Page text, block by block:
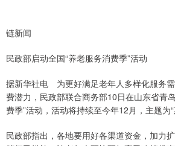
链新闻
民政部启动全国“养老服务消费季”活动
据新华社电 为更好满足老年人多样化服务
费潜力，民政部联合商务部10日在山东省青
费季”活动，活动将持续至今年12月，主题为“
民政部指出，各地要用好各渠道资金，加力